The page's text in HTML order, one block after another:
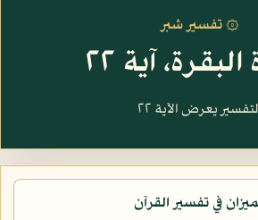
۞ تفسير شبر
آية ٢٢
يعرض الآية ٢٢
في تفسير القرآن